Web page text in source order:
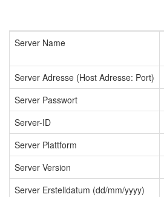
Server Name
Server Adresse (Host Adresse: Port)
Server Passwort
Server-ID
Server Plattform
Server Version
Server Erstelldatum (dd/mm/yyyy)